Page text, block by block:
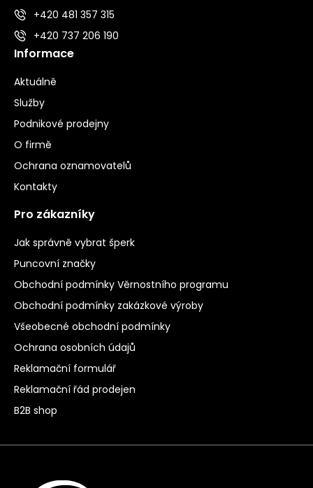
+420 481 357 315
+420 737 206 190
Informace
Aktuálně
Služby
Podnikové prodejny
O firmě
Ochrana oznamovatelů
Kontakty
Pro zákazníky
Jak správně vybrat šperk
Puncovní značky
Obchodní podmínky Věrnostního programu
Obchodní podmínky zakázkové výroby
Všeobecné obchodní podmínky
Ochrana osobních údajů
Reklamační formulář
Reklamační řád prodejen
B2B shop